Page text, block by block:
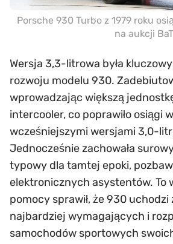
Porsche 930 Turbo z 1979 roku
na aukcji
Wersja 3,3-litrowa była
rozwoju modelu 930.
wprowadzając większą
intercooler, co poprawiło osiągi
wcześniejszymi wersjami 3,0-
Jednocześnie zachowała
typowy dla tamtej epoki,
elektronicznych asystentów. To
pomocy sprawił, że 930 uchodzi
najbardziej wymagających i
samochodów sportowych